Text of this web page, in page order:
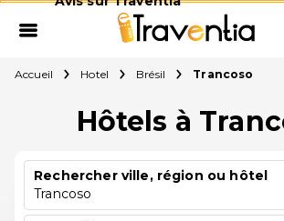
Accueil Hotel Brésil Trancoso
Hôtels à
Rechercher ville, région ou hôtel
Trancoso